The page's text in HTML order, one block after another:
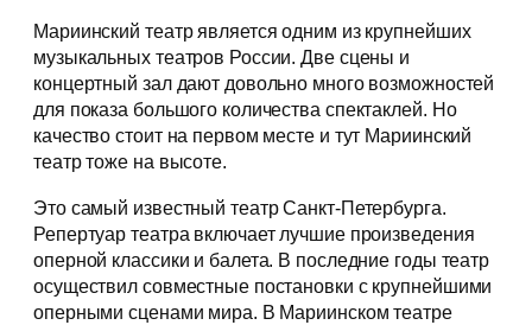
Мариинский театр является одним из крупнейших
музыкальных театров России. Две сцены и
концертный зал дают довольно много возможностей
для показа большого количества спектаклей. Но
качество стоит на первом месте и тут Мариинский
театр тоже на высоте.
Это самый известный театр Санкт-Петербурга.
Репертуар театра включает лучшие произведения
оперной классики и балета. В последние годы театр
осуществил совместные постановки с крупнейшими
оперными сценами мира. В Мариинском театре